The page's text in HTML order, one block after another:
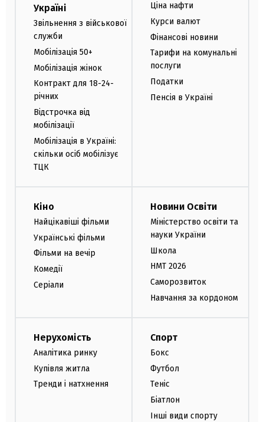
Україні
Звільнення з військової
служби
Мобілізація 50+
Мобілізація жінок
Контракт для 18-24-
річних
Відстрочка від
мобілізації
Мобілізація в Україні:
скільки осіб мобілізує
ТЦК
Ціна нафти
Курси валют
Фінансові новини
Тарифи на комунальні
послуги
Податки
Пенсія в Україні
Кіно
Найцікавіші фільми
Українські фільми
Фільми на вечір
Комедії
Серіали
Новини Освіти
Міністерство освіти та
науки України
Школа
НМТ 2026
Саморозвиток
Навчання за кордоном
Нерухомість
Аналітика ринку
Купівля житла
Тренди і натхнення
Спорт
Бокс
Футбол
Теніс
Біатлон
Інші види спорту